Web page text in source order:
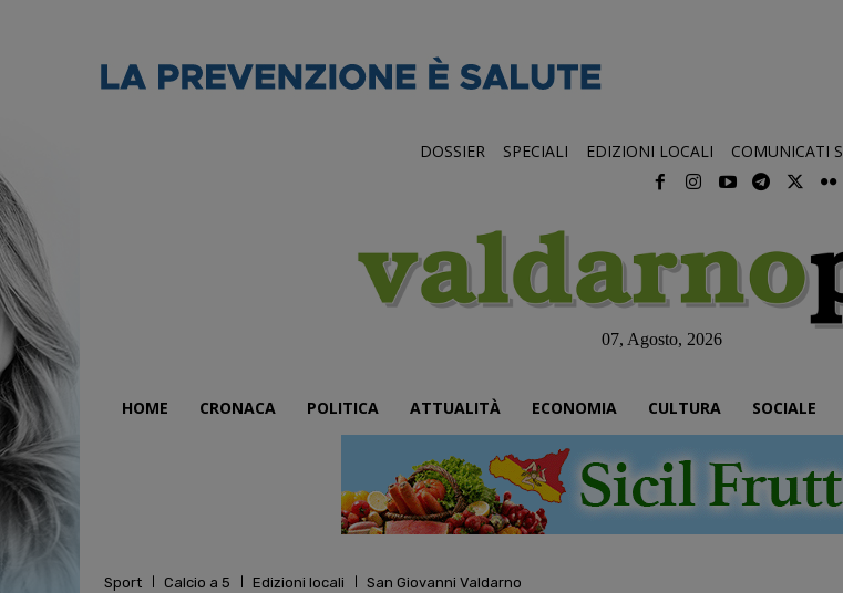
DOSSIER SPECIALI EDIZIONI LOCALI COMUNICATI
07, Agosto, 2026
HOME CRONACA POLITICA ATTUALITÀ ECONOMIA CULTURA SOCIALE
Sport Calcio a 5 Edizioni locali San Giovanni Valdarno